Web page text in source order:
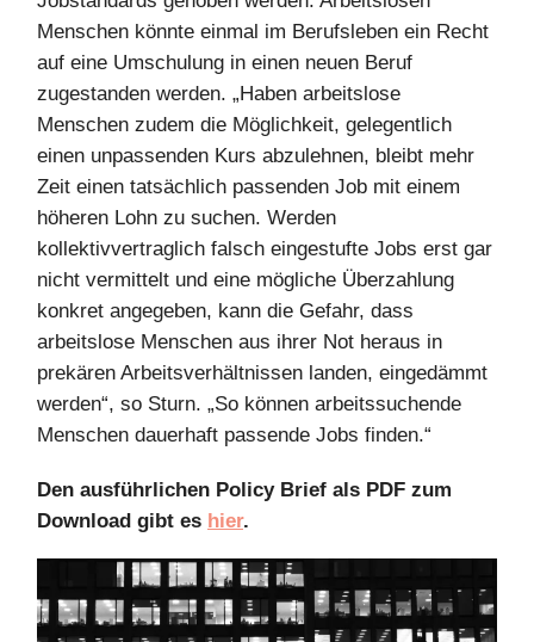
Menschen könnte einmal im Berufsleben ein Recht
auf eine Umschulung in einen neuen Beruf
zugestanden werden. „Haben arbeitslose
Menschen zudem die Möglichkeit, gelegentlich
einen unpassenden Kurs abzulehnen, bleibt mehr
Zeit einen tatsächlich passenden Job mit einem
höheren Lohn zu suchen. Werden
kollektivvertraglich falsch eingestufte Jobs erst gar
nicht vermittelt und eine mögliche Überzahlung
konkret angegeben, kann die Gefahr, dass
arbeitslose Menschen aus ihrer Not heraus in
prekären Arbeitsverhältnissen landen, eingedämmt
werden“, so Sturn. „So können arbeitssuchende
Menschen dauerhaft passende Jobs finden.“
Den ausführlichen Policy Brief als PDF zum
Download gibt es hier.